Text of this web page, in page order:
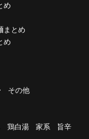
め
まとめ
め
その他
鶏白湯 家系
旨辛